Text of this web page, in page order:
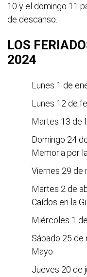
10 y el domingo 11
de descanso.
LOS
2024
Lunes 1 de
Lunes 12 de
Martes 13 de
Domingo 24
Memoria por
Viernes 29 de
Martes 2 de
Caídos en la
Miércoles 1
Sábado 25 de
Mayo
Jueves 20 de